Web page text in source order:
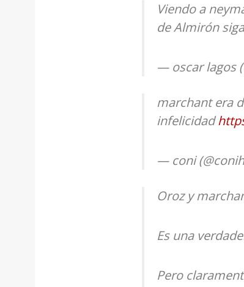
Viendo a
de Almirón
— oscar lagos
marchant era
infelicidad
— coni
Oroz y
Es una
Pero